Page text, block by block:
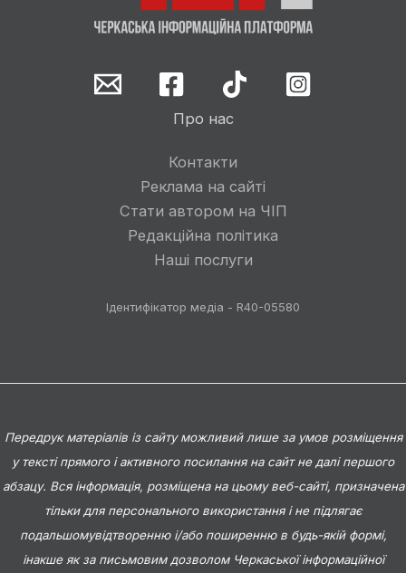
Про нас
Контакти
Реклама на сайті
Стати автором на ЧІП
Редакційна політика
Наші послуги
Ідентифікатор медіа - R40-05580
Передрук матеріалів із сайту можливий лише за умов розміщення
у тексті прямого і активного посилання на сайт не далі першого
абзацу. Вся інформація, розміщена на цьому веб-сайті, призначена
тільки для персонального використання і не підлягає
подальшомувідтворенню і/або поширенню в будь-якій формі,
інакше як за письмовим дозволом Черкаської інформаційної